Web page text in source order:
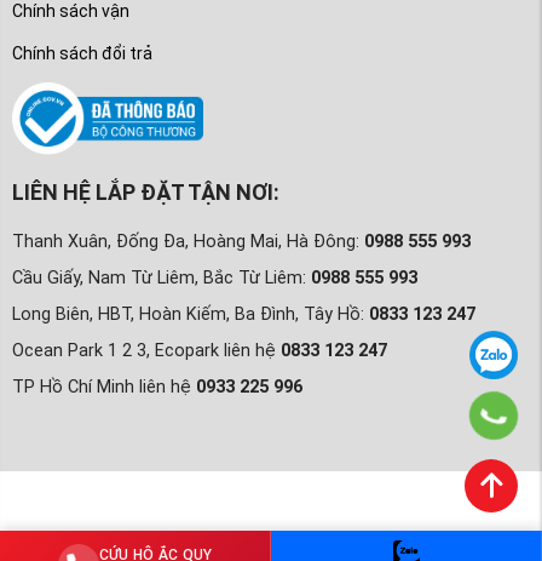
Chính sách vận
Chính sách đổi trả
LIÊN HỆ LẮP ĐẶT TẬN NƠI:
Thanh Xuân, Đống Đa, Hoàng Mai, Hà Đông: 0988 555 993
Cầu Giấy, Nam Từ Liêm, Bắc Từ Liêm: 0988 555 993
Long Biên, HBT, Hoàn Kiếm, Ba Đình, Tây Hồ: 0833 123 247
Ocean Park 1 2 3, Ecopark liên hệ 0833 123 247
TP Hồ Chí Minh liên hệ 0933 225 996
CỨU HỘ ẮC QUY